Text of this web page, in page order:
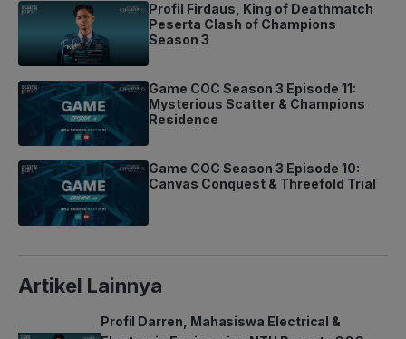
Profil Firdaus, King of Deathmatch
Peserta Clash of Champions
Season 3
Game COC Season 3 Episode 11:
Mysterious Scatter & Champions
Residence
Game COC Season 3 Episode 10:
Canvas Conquest & Threefold Trial
Artikel Lainnya
Profil Darren, Mahasiswa Electrical &